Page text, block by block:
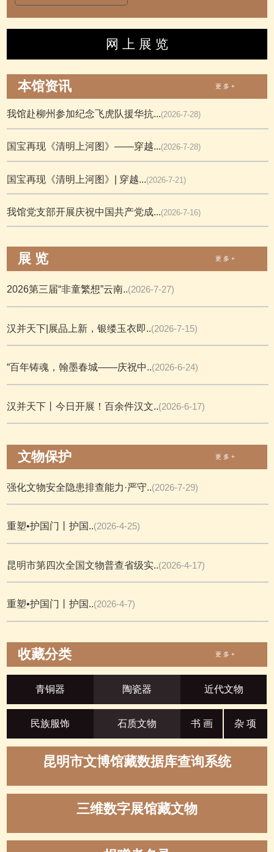
网 上 展 览
本馆资讯 更 多 +
我馆赴柳州参加纪念飞虎队援华抗...(2026-7-28)
国宝再现《清明上河图》——穿越...(2026-7-28)
国宝再现《清明上河图》| 穿越...(2026-7-21)
我馆党支部开展庆祝中国共产党成...(2026-7-16)
展 览 更 多 +
2026第三届“非童繁想”云南..(2026-7-27)
汉并天下|展品上新，银缕玉衣即..(2026-7-15)
“百年铸魂，翰墨春城——庆祝中..(2026-6-24)
汉并天下丨今日开展！百余件汉文..(2026-6-17)
文物保护 更 多 +
强化文物安全隐患排查能力·严守..(2026-7-29)
重塑•护国门丨护国..(2026-4-25)
昆明市第四次全国文物普查省级实..(2026-4-17)
重塑•护国门丨护国..(2026-4-7)
收藏分类 更 多 +
青铜器 陶瓷器 近代文物
民族服饰 石质文物 书 画 杂 项
昆明市文博馆藏数据库查询系统
三维数字展馆藏文物